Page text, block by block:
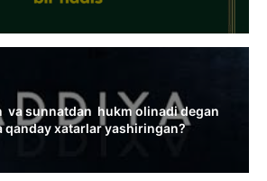
va sunnatdan hukm olinadi degan
qanday xatarlar yashiringan?